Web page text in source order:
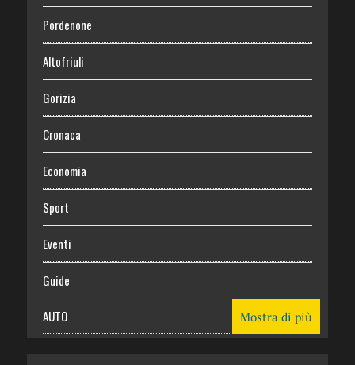
Pordenone
Altofriuli
Gorizia
Cronaca
Economia
Sport
Eventi
Guide
AUTO Mostra di più